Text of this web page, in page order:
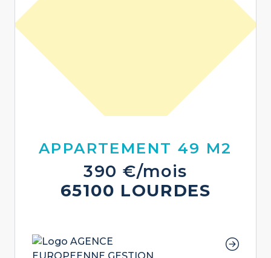
APPARTEMENT 49 M2
390 €/mois
65100 LOURDES